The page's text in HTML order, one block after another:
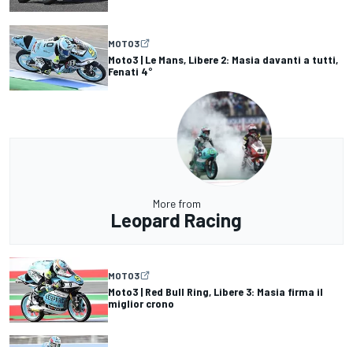
MOTO3
Moto3 | Le Mans, Libere 2: Masia davanti a tutti,
Fenati 4°
More from
Leopard Racing
MOTO3
Moto3 | Red Bull Ring, Libere 3: Masia firma il
miglior crono